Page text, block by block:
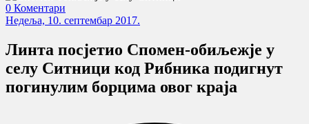
0 Коментари
Недеља, 10. септембар 2017.
Линта посјетио Спомен-обиљежје у
селу Ситници код Рибника подигнут
погинулим борцима овог краја